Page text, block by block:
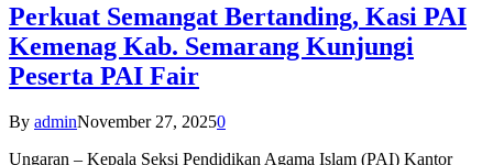
Perkuat Semangat Bertanding, Kasi PAI
Kemenag Kab. Semarang Kunjungi
Peserta PAI Fair
By adminNovember 27, 20250
Ungaran – Kepala Seksi Pendidikan Agama Islam (PAI) Kantor